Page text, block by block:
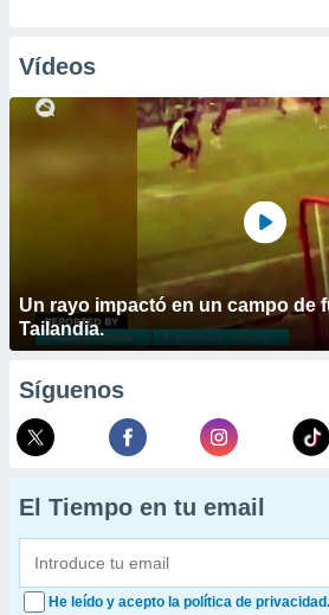
Vídeos
Un rayo impactó en un campo de
Tailandia.
Síguenos
El Tiempo en tu email
He leído y acepto la política de privacidad.